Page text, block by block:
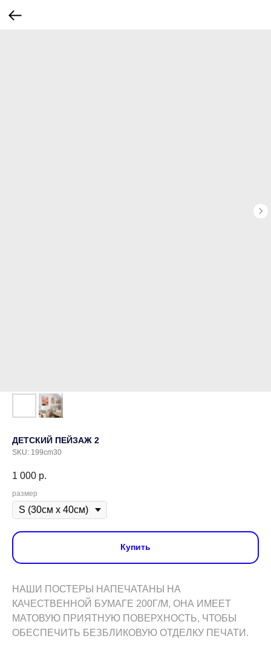
ДЕТСКИЙ ПЕЙЗАЖ 2
SKU: 199cm30
1 000 р.
размер
Купить
НАШИ ПОСТЕРЫ НАПЕЧАТАНЫ НА
КАЧЕСТВЕННОЙ БУМАГЕ 200Г/М, ОНА ИМЕЕТ
МАТОВУЮ ПРИЯТНУЮ ПОВЕРХНОСТЬ, ЧТОБЫ
ОБЕСПЕЧИТЬ БЕЗБЛИКОВУЮ ОТДЕЛКУ ПЕЧАТИ.